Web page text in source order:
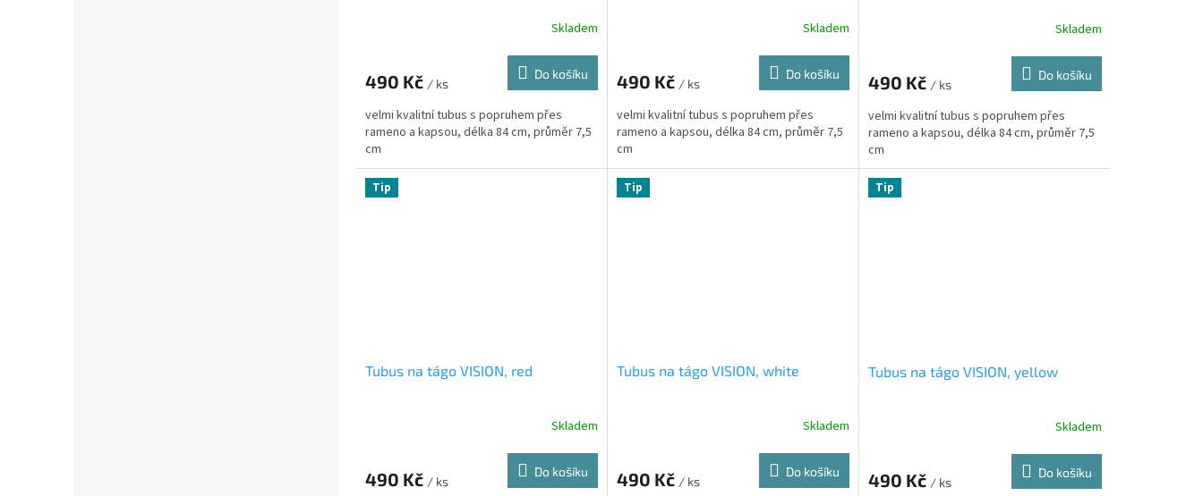
Skladem
490 Kč / ks
Do košíku
velmi kvalitní tubus s popruhem přes
rameno a kapsou, délka 84 cm, průměr 7,5
cm
Skladem
490 Kč / ks
Do košíku
velmi kvalitní tubus s popruhem přes
rameno a kapsou, délka 84 cm, průměr 7,5
cm
Skladem
490 Kč / ks
Do košíku
velmi kvalitní tubus s popruhem přes
rameno a kapsou, délka 84 cm, průměr 7,5
cm
Tip
Tubus na tágo VISION, red
Skladem
490 Kč / ks
Do košíku
Tip
Tubus na tágo VISION, white
Skladem
490 Kč / ks
Do košíku
Tip
Tubus na tágo VISION, yellow
Skladem
490 Kč / ks
Do košíku